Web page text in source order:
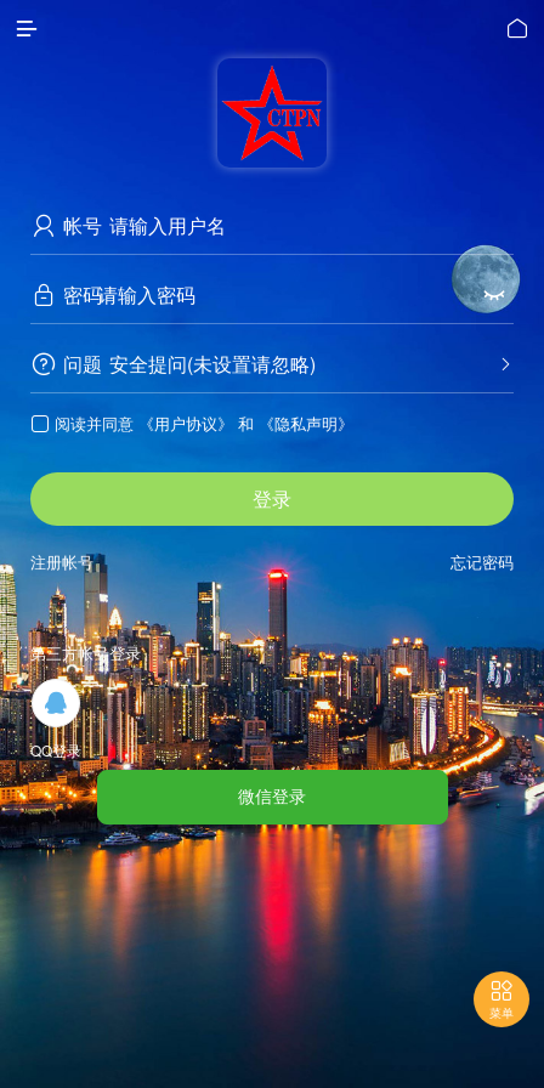
 
 帐号
 密码 
 问题 
安全提问(未设置请忽略)
 阅读并同意 《用户协议》 和 《隐私声明》
登录
忘记密码
注册帐号
第三方帐号登录

QQ登录
微信登录

菜单